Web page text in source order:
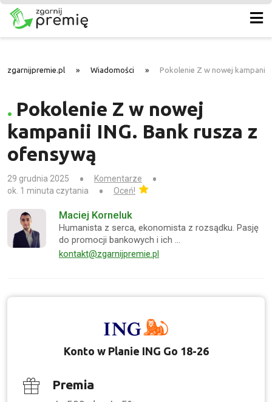
zgarnijpremie.pl » Wiadomości » Pokolenie Z w nowej kampanii
Pokolenie Z w nowej
kampanii ING. Bank rusza z
ofensywą
29 grudnia 2025
Komentarze
ok. 1 minuta czytania
Oceń!
Maciej Korneluk
Humanista z serca, ekonomista z rozsądku. Pasję
do promocji bankowych i ich …
kontakt@zgarnijpremie.pl
Konto w Planie ING Go 18-26
Premia